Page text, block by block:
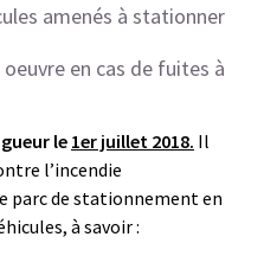
amenés à stationner
en cas de fuites à
le 1er juillet 2018. Il
l’incendie
parc de stationnement en
à savoir :